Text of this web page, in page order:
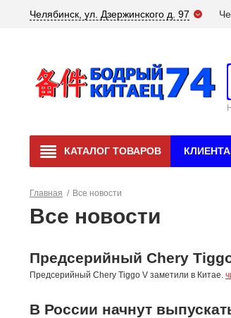
Челябинск, ул. Дзержинского д. 97
КАТАЛОГ ТОВАРОВ
Главная / Все новости
Все новости
Предсерийный Chery
Предсерийный Chery Tiggo V заметили в Китае.
В России начнут